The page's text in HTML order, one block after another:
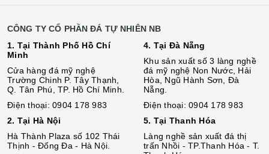
CÔNG TY CỔ PHẦN ĐÁ TỰ NHIÊN NB
1. Tại Thành Phố Hồ Chí
Minh
Cửa hàng đá mỹ nghệ
Trường Chinh P. Tây Thạnh,
Q. Tân Phú, TP. Hồ Chí Minh.
Điện thoại: 0904 178 983
2. Tại Hà Nội
Hà Thành Plaza số 102 Thái
Thịnh - Đống Đa - Hà Nội.
4. Tại Đà Nẵng
Khu sản xuất số 3 làng nghề
đá mỹ nghệ Non Nước, Hải
Hòa, Ngũ Hành Sơn, Đà
Nẵng.
Điện thoại: 0904 178 983
5. Tại Thanh Hóa
Làng nghề sản xuất đá thị
trấn Nhồi - TP.Thanh Hóa - T.